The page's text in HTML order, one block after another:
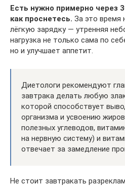
Есть нужно примерно через
как проснетесь. За это время
лёгкую зарядку — утренняя
нагрузка не только сама по
но и улучшает аппетит.
Диетологи рекомендуют
завтрака делать любую
которой способствует
организма и усвоению жиров
полезных углеводов,
на нервную систему) и
отвечает за замедление
Не стоит завтракать